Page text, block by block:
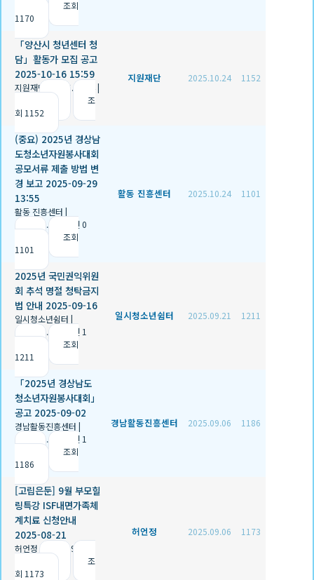
조회
1170
「양산시 청년센터 청
담」활동가 모집 공고
2025-10-16 15:59
지원재단 2025.10.24
|
조
회 1152
지원재단 2025.10.24 1152
(중요) 2025년 경상남
도청소년자원봉사대회
공모서류 제출 방법 변
경 보고 2025-09-29
13:55
활동 진흥센터 |
2025.10.24
추천 0
조회
1101
활동 진흥센터 2025.10.24 1101
2025년 국민권익위원
회 추석 명절 청탁금지
법 안내 2025-09-16
일시청소년쉼터 |
2025.09.21
추천 1
조회
1211
일시청소년쉼터 2025.09.21 1211
「2025년 경상남도
청소년자원봉사대회」
공고 2025-09-02
경남활동진흥센터 |
2025.09.06
추천 1
조회
1186
경남활동진흥센터 2025.09.06 1186
[고립은둔] 9월 부모힐
링특강 ISF내면가족체
계치료 신청안내
2025-08-21
허언정 2025.09.06
조
회 1173
허언정 2025.09.06 1173